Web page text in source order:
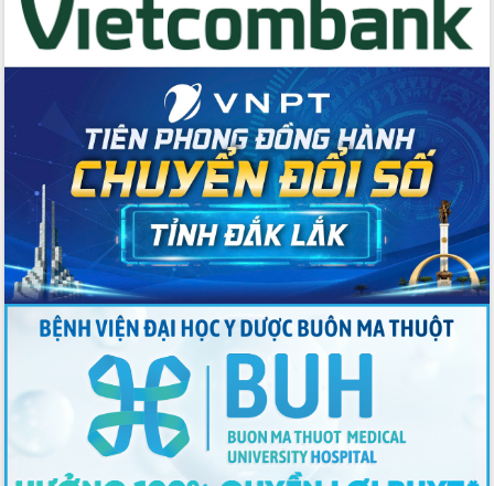
Đảm bảo cuộc bầu cử đại biểu Quốc
hội và đại biểu HĐND các cấp diễn ra
an toàn, hiệu quả, đúng quy định
Thủ tướng Chính phủ Phạm Minh Chính
kiểm tra, chỉ đạo hoàn thành các dự
án cao tốc và thăm khu tái định cư tại
Đắk Lắk
Sôi nổi Hội đua ngựa truyền thống Gò
Thì Thùng mừng Xuân Bính Ngọ 2026
Lãnh đạo tỉnh dâng hương tưởng niệm
tại Đập Đồng Cam đầu Xuân Bính Ngọ
Ngành nông nghiệp phấn đấu tăng
trưởng đạt 5,86% trong năm 2026
UBND tỉnh Đắk Lắk triển khai công tác
quốc phòng, quân sự địa phương năm
Đắk Lắk tập trung toàn lực khắc phục
tồn tại IUU, sẵn sàng làm việc với
Đoàn thanh tra EC
Chủ tịch UBND tỉnh Tạ Anh Tuấn thăm,